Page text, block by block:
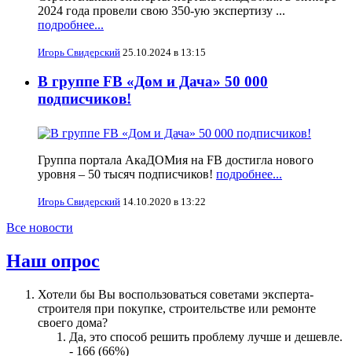
2024 года провели свою 350-ую экспертизу ...
подробнее...
Игорь Свидерский 25.10.2024 в 13:15
В группе FB «Дом и Дача» 50 000
подписчиков!
Группа портала АкаДОМия на FB достигла нового
уровня – 50 тысяч подписчиков! подробнее...
Игорь Свидерский 14.10.2020 в 13:22
Все новости
Наш опрос
Хотели бы Вы воспользоваться советами эксперта-
строителя при покупке, строительстве или ремонте
своего дома?
Да, это способ решить проблему лучше и дешевле.
- 166 (66%)